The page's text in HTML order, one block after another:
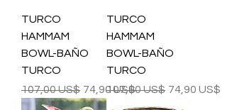
TURCO
HAMMAM
BOWL-BAÑO
TURCO
Precio
107,00 US$ Precio de oferta
74,90 US$
TURCO
HAMMAM
BOWL-BAÑO
TURCO
Precio
107,00 US$ Precio de
74,90 US$